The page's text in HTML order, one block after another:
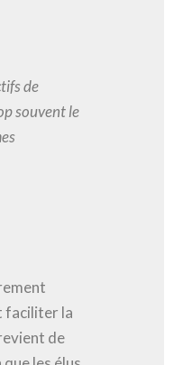
de
souvent le
faciliter la
de